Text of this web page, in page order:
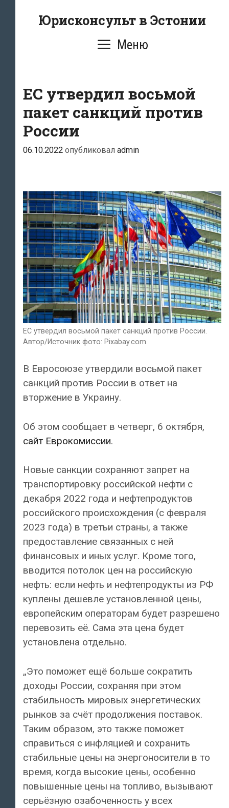
Юрисконсульт в Эстонии
Меню
ЕС утвердил восьмой
пакет санкций против
России
06.10.2022 опубликовал admin
ЕС утвердил восьмой пакет санкций против России.
Автор/Источник фото: Pixabay.com.
В Евросоюзе утвердили восьмой пакет
санкций против России в ответ на
вторжение в Украину.
Об этом сообщает в четверг, 6 октября,
сайт Еврокомиссии.
Новые санкции сохраняют запрет на
транспортировку российской нефти с
декабря 2022 года и нефтепродуктов
российского происхождения (с февраля
2023 года) в третьи страны, а также
предоставление связанных с ней
финансовых и иных услуг. Кроме того,
вводится потолок цен на российскую
нефть: если нефть и нефтепродукты из РФ
куплены дешевле установленной цены,
европейским операторам будет разрешено
перевозить её. Сама эта цена будет
установлена отдельно.
„Это поможет ещё больше сократить
доходы России, сохраняя при этом
стабильность мировых энергетических
рынков за счёт продолжения поставок.
Таким образом, это также поможет
справиться с инфляцией и сохранить
стабильные цены на энергоносители в то
время, когда высокие цены, особенно
повышенные цены на топливо, вызывают
серьёзную озабоченность у всех